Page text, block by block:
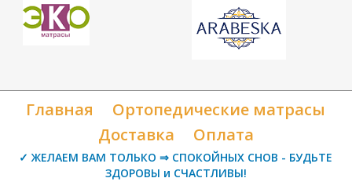
Главная
Ортопедические матрасы
Доставка
Оплата
✓ ЖЕЛАЕМ ВАМ ТОЛЬКО ⇒ СПОКОЙНЫХ СНОВ - БУДЬТЕ
ЗДОРОВЫ и СЧАСТЛИВЫ!